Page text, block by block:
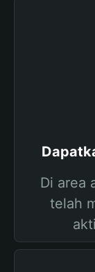
Di area
telah